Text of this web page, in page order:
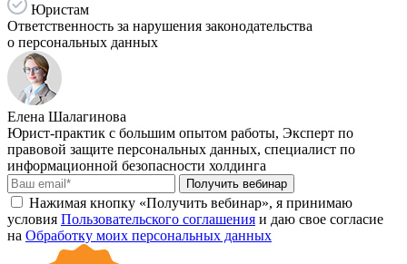
Юристам
Ответственность за нарушения законодательства
о персональных данных
Елена Шалагинова
Юрист-практик с большим опытом работы, Эксперт по
правовой защите персональных данных, специалист по
информационной безопасности холдинга
Получить вебинар
Нажимая кнопку «Получить вебинар», я принимаю
условия Пользовательского соглашения и даю свое согласие
на Обработку моих персональных данных